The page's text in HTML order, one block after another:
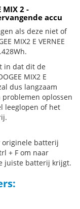
MIX 2 -
accu
als deze niet of
MIX2 E VERNEE
in dat dit de
MIX2 E
dus langzaam
oplossen
leeglopen of het
originele batterij
+ F om naar
juiste batterij krijgt.